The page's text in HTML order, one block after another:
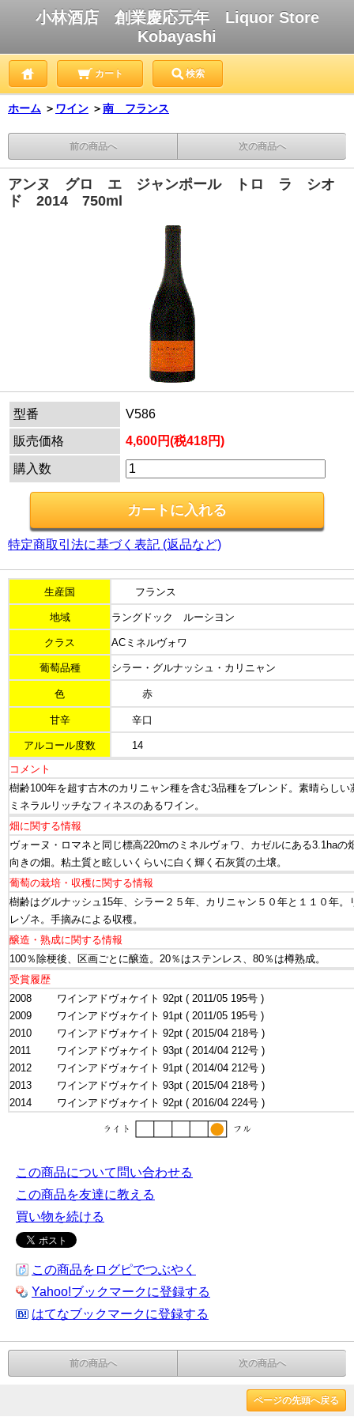
小林酒店 創業慶応元年 Liquor Store
Kobayashi
カート 検索
ホーム ＞ ワイン ＞南 フランス
前の商品へ 次の商品へ
アンヌ グロ エ ジャンポール トロ ラ シオ
ド 2014 750ml
型番
V586
販売価格
4,600円(税418円)
購入数
特定商取引法に基づく表記 (返品など)
生産国 フランス
地域 ラングドック ルーシヨン
クラス ACミネルヴォワ
葡萄品種 シラー・グルナッシュ・カリニャン
色 赤
甘辛 辛口
アルコール度数
14
コメント
樹齢100年を超す古木のカリニャン種を含む3品種をブレンド。素晴らしい
ミネラルリッチなフィネスのあるワイン。
畑に関する情報
ヴォーヌ・ロマネと同じ標高220mのミネルヴォワ、カゼルにある3.1haの
向きの畑。粘土質と眩しいくらいに白く輝く石灰質の土壌。
葡萄の栽培・収穫に関する情報
樹齢はグルナッシュ15年、シラー２５年、カリニャン５０年と１１０年。
レゾネ。手摘みによる収穫。
醸造・熟成に関する情報
100％除梗後、区画ごとに醸造。20％はステンレス、80％は樽熟成。
受賞履歴
2008
ワインアドヴォケイト 92pt ( 2011/05 195号 )
2009
ワインアドヴォケイト 91pt ( 2011/05 195号 )
2010
ワインアドヴォケイト 92pt ( 2015/04 218号 )
2011
ワインアドヴォケイト 93pt ( 2014/04 212号 )
2012
ワインアドヴォケイト 91pt ( 2014/04 212号 )
2013
ワインアドヴォケイト 93pt ( 2015/04 218号 )
2014
ワインアドヴォケイト 92pt ( 2016/04 224号 )
この商品について問い合わせる
この商品を友達に教える
買い物を続ける
この商品をログピでつぶやく
Yahoo!ブックマークに登録する
はてなブックマークに登録する
前の商品へ 次の商品へ
ページの先頭へ戻る